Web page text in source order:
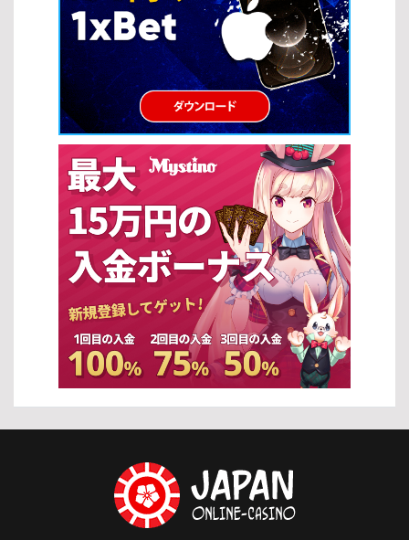
のみジャックポット獲得の資格が得られる場合があります。 […]
法 スロットの攻略法を実践することで、単なる運任せではなく、よ
り戦略的に勝率を高めることが可能になります。ここでは、初心者
から上級者まで活用できる基本的なスロットの攻略法を紹介しま
す。 ベット額の最適化 スロットの攻略法の基本は、適切なベット額
を設定することです。資金に見合った賭け方をすることで、長く安
定したプレイを続けることができます。 自分の資金に合った無理の
ないベット額を設定する ベット額を一定に保ち、リスクをコントロ
ールする 一時的な勝敗に左右されず、冷静に判断する プレイするス
す。適切なスロットを選ぶことで、期待値を高めることができま
す。 RTP（還元率）が高いスロットを優先的に選ぶ フリースピンや
ボーナス機能が充実した機種を選択する 自分の好みやプレイスタイ
ルに合ったテーマを選ぶ […]